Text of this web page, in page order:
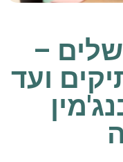
–
ועד